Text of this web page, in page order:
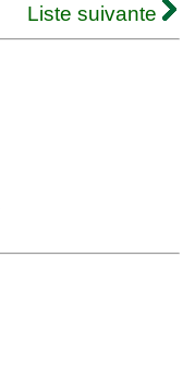
Liste suivante